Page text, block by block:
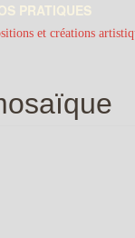
PRATIQUES
et créations